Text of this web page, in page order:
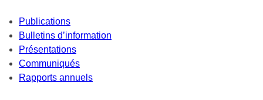
Publications
Bulletins d’information
Présentations
Communiqués
Rapports annuels